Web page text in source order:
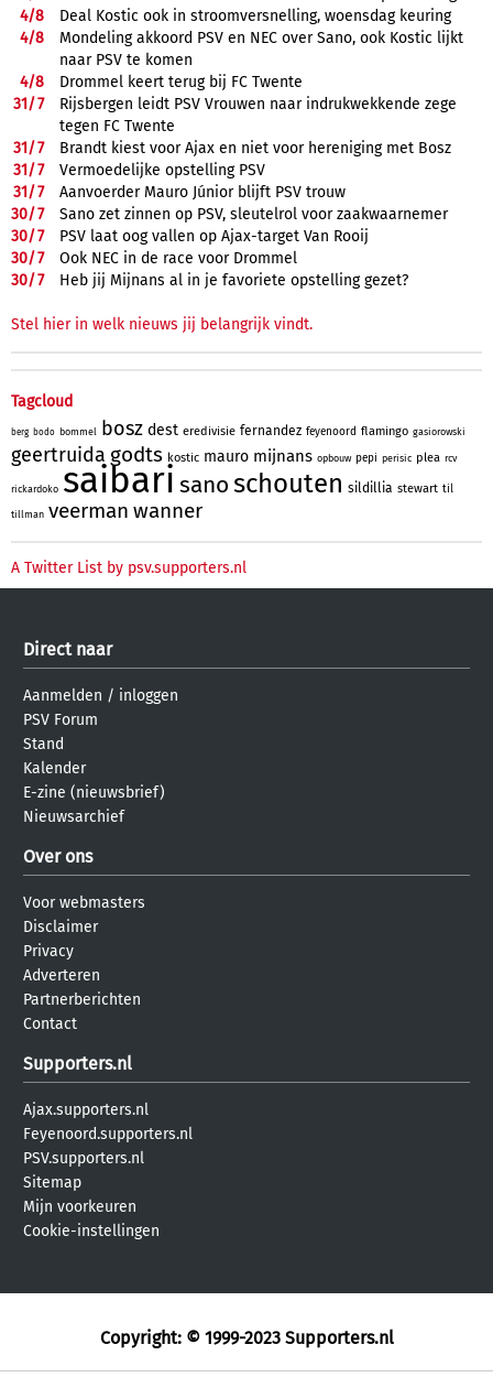
4/8
Deal Kostic ook in stroomversnelling, woensdag keuring
4/8
Mondeling akkoord PSV en NEC over Sano, ook Kostic lijkt
naar PSV te komen
4/8
Drommel keert terug bij FC Twente
31/7
Rijsbergen leidt PSV Vrouwen naar indrukwekkende zege
tegen FC Twente
31/7
Brandt kiest voor Ajax en niet voor hereniging met Bosz
31/7
Vermoedelijke opstelling PSV
31/7
Aanvoerder Mauro Júnior blijft PSV trouw
30/7
Sano zet zinnen op PSV, sleutelrol voor zaakwaarnemer
30/7
PSV laat oog vallen op Ajax-target Van Rooij
30/7
Ook NEC in de race voor Drommel
30/7 Heb jij Mijnans al in je favoriete opstelling gezet?
Stel hier in welk nieuws jij belangrijk vindt.
Tagcloud
berg bodo bommel bosz dest eredivisie fernandez feyenoord flamingo gasiorowski
geertruida godts kostic mauro mijnans opbouw pepi perisic plea rcv
rickardoko saibari sanoschouten sildillia stewart til
tillman veerman wanner
A Twitter List by psv.supporters.nl
Direct naar
Aanmelden / inloggen
PSV Forum
Stand
Kalender
E-zine (nieuwsbrief)
Nieuwsarchief
Over ons
Voor webmasters
Disclaimer
Privacy
Adverteren
Partnerberichten
Contact
Supporters.nl
Ajax.supporters.nl
Feyenoord.supporters.nl
PSV.supporters.nl
Sitemap
Mijn voorkeuren
Cookie-instellingen
Copyright: © 1999-2023 Supporters.nl